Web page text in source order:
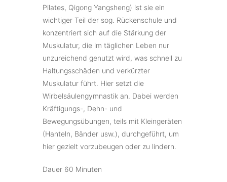
Pilates, Qigong Yangsheng) ist sie ein
wichtiger Teil der sog. Rückenschule und
konzentriert sich auf die Stärkung der
Muskulatur, die im täglichen Leben nur
unzureichend genutzt wird, was schnell zu
Haltungsschäden und verkürzter
Muskulatur führt. Hier setzt die
Wirbelsäulengymnastik an. Dabei werden
Kräftigungs-, Dehn- und
Bewegungsübungen, teils mit Kleingeräten
(Hanteln, Bänder usw.), durchgeführt, um
hier gezielt vorzubeugen oder zu lindern.
Dauer 60 Minuten